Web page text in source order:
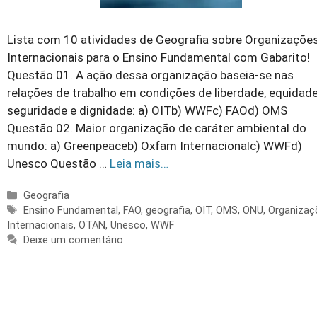
Lista com 10 atividades de Geografia sobre
Internacionais para o Ensino Fundamental com Gabarito!
Questão 01. A ação dessa organização baseia-se nas
relações de trabalho em condições de liberdade,
seguridade e dignidade: a) OITb) WWFc) FAOd) OMS
Questão 02. Maior organização de caráter ambiental do
mundo: a) Greenpeaceb) Oxfam Internacionalc) WWFd)
Unesco Questão … Leia mais…
Categorias
Geografia
Tags
Ensino Fundamental, FAO,geografia,OIT,OMS,ONU,
Internacionais, OTAN, Unesco, WWF
Deixe um comentário